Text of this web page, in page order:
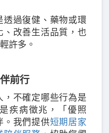
透過復健、藥物或環
改善生活品質，也
許多。
前行
不確定哪些行為是
疾病徵兆，「優照
。我們提供短期居家